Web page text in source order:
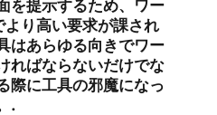
を提示するため、ワー
り高い要求が課され
はあらゆる向きでワー
ればならないだけでな
際に工具の邪魔になっ
.